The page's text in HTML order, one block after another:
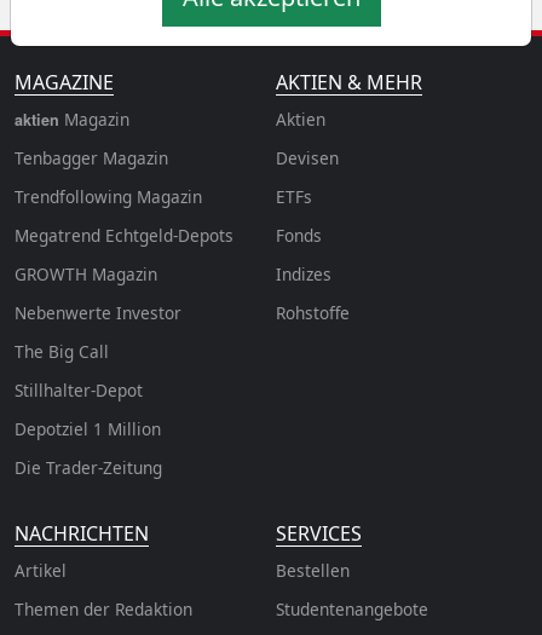
MAGAZINE
aktien Magazin
Tenbagger Magazin
Trendfollowing Magazin
Megatrend Echtgeld-Depots
GROWTH Magazin
Nebenwerte Investor
The Big Call
Stillhalter-Depot
Depotziel 1 Million
Die Trader-Zeitung
AKTIEN & MEHR
Aktien
Devisen
ETFs
Fonds
Indizes
Rohstoffe
NACHRICHTEN
Artikel
Themen der Redaktion
SERVICES
Bestellen
Studentenangebote